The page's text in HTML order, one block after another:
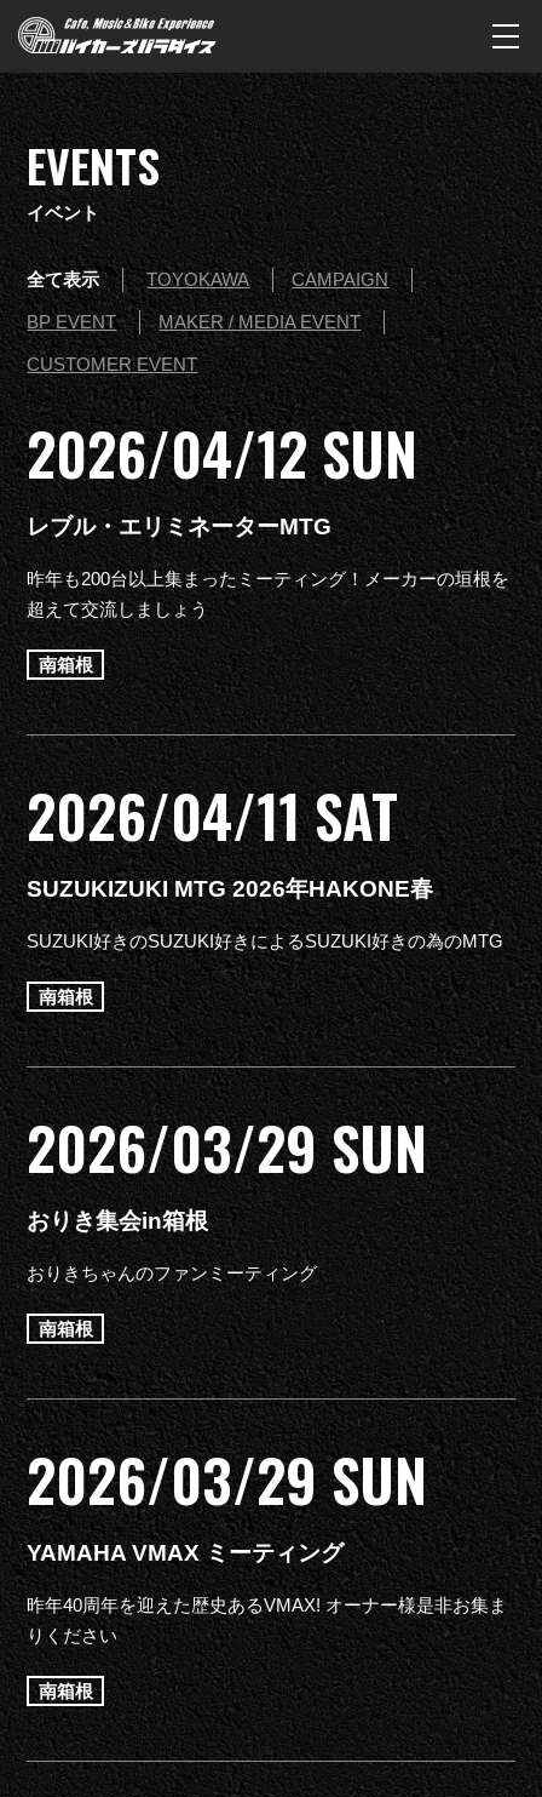
EVENTS
イベント
全て表示 TOYOKAWA CAMPAIGN
BP EVENT MAKER / MEDIA EVENT
CUSTOMER EVENT
2026/04/12 SUN
レブル・エリミネーターMTG
昨年も200台以上集まったミーティング！メーカーの垣根を
超えて交流しましょう
南箱根
2026/04/11 SAT
SUZUKIZUKI MTG 2026年HAKONE春
SUZUKI好きのSUZUKI好きによるSUZUKI好きの為のMTG
南箱根
2026/03/29 SUN
おりき集会in箱根
おりきちゃんのファンミーティング
南箱根
2026/03/29 SUN
YAMAHA VMAX ミーティング
昨年40周年を迎えた歴史あるVMAX! オーナー様是非お集ま
りください
南箱根